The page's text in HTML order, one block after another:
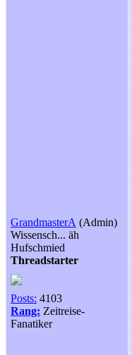
GrandmasterA (Admin)
Wissensch... äh
Hufschmied
Threadstarter
Posts: 4103
Rang: Zeitreise-
Fanatiker